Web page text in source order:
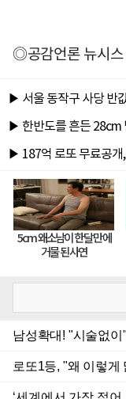
◎공감언론 뉴시스